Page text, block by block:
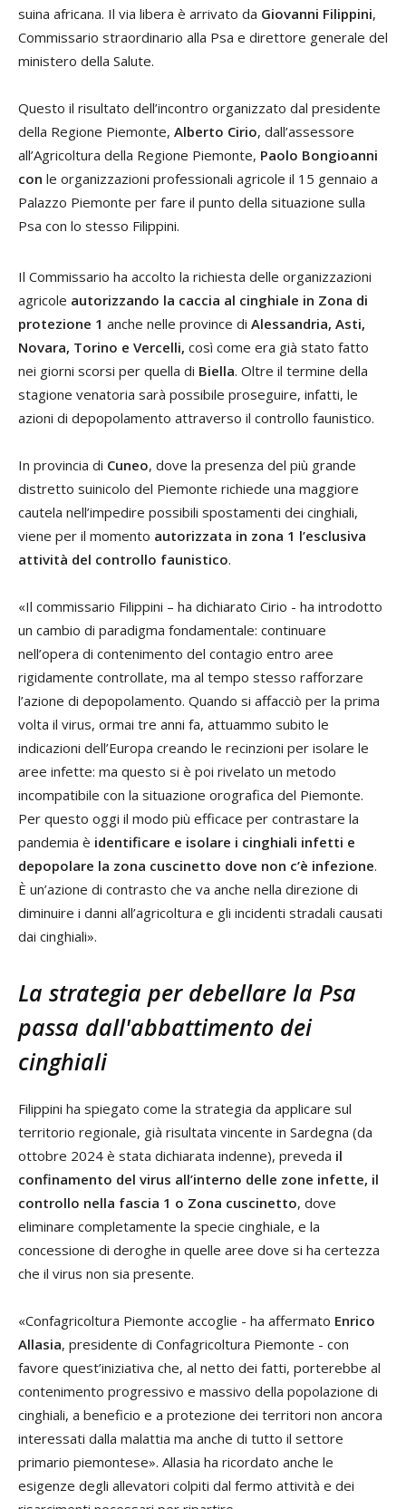
suina africana. Il via libera è arrivato da Giovanni Filippini,
Commissario straordinario alla Psa e direttore generale del
ministero della Salute.
Questo il risultato dell’incontro organizzato dal presidente
della Regione Piemonte, Alberto Cirio, dall’assessore
all’Agricoltura della Regione Piemonte, Paolo Bongioanni
con le organizzazioni professionali agricole il 15 gennaio a
Palazzo Piemonte per fare il punto della situazione sulla
Psa con lo stesso Filippini.
Il Commissario ha accolto la richiesta delle organizzazioni
agricole autorizzando la caccia al cinghiale in Zona di
protezione 1 anche nelle province di Alessandria, Asti,
Novara, Torino e Vercelli, così come era già stato fatto
nei giorni scorsi per quella di Biella. Oltre il termine della
stagione venatoria sarà possibile proseguire, infatti, le
azioni di depopolamento attraverso il controllo faunistico.
In provincia di Cuneo, dove la presenza del più grande
distretto suinicolo del Piemonte richiede una maggiore
cautela nell’impedire possibili spostamenti dei cinghiali,
viene per il momento autorizzata in zona 1 l’esclusiva
attività del controllo faunistico.
«Il commissario Filippini – ha dichiarato Cirio - ha introdotto
un cambio di paradigma fondamentale: continuare
nell’opera di contenimento del contagio entro aree
rigidamente controllate, ma al tempo stesso rafforzare
l’azione di depopolamento. Quando si affacciò per la prima
volta il virus, ormai tre anni fa, attuammo subito le
indicazioni dell’Europa creando le recinzioni per isolare le
aree infette: ma questo si è poi rivelato un metodo
incompatibile con la situazione orografica del Piemonte.
Per questo oggi il modo più efficace per contrastare la
pandemia è identificare e isolare i cinghiali infetti e
depopolare la zona cuscinetto dove non c’è infezione.
È un’azione di contrasto che va anche nella direzione di
diminuire i danni all’agricoltura e gli incidenti stradali causati
dai cinghiali».
La strategia per debellare la Psa
passa dall'abbattimento dei
cinghiali
Filippini ha spiegato come la strategia da applicare sul
territorio regionale, già risultata vincente in Sardegna (da
ottobre 2024 è stata dichiarata indenne), preveda il
confinamento del virus all’interno delle zone infette, il
controllo nella fascia 1 o Zona cuscinetto, dove
eliminare completamente la specie cinghiale, e la
concessione di deroghe in quelle aree dove si ha certezza
che il virus non sia presente.
«Confagricoltura Piemonte accoglie - ha affermato Enrico
Allasia, presidente di Confagricoltura Piemonte - con
favore quest’iniziativa che, al netto dei fatti, porterebbe al
contenimento progressivo e massivo della popolazione di
cinghiali, a beneficio e a protezione dei territori non ancora
interessati dalla malattia ma anche di tutto il settore
primario piemontese». Allasia ha ricordato anche le
esigenze degli allevatori colpiti dal fermo attività e dei